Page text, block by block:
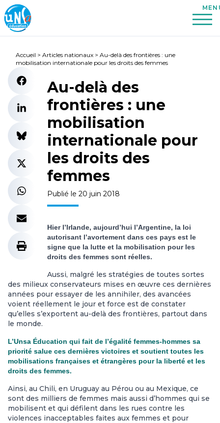
Accueil > Articles nationaux > Au-delà des frontières : une
mobilisation internationale pour les droits des femmes
Au-delà des
frontières : une
mobilisation
internationale pour
les droits des
femmes
Publié le 20 juin 2018
Hier l’Irlande, aujourd’hui l’Argentine, la loi
autorisant l’avortement dans ces pays est le
signe que la lutte et la mobilisation pour les
droits des femmes sont réelles.
Aussi, malgré les stratégies de toutes sortes
des milieux conservateurs mises en œuvre ces dernières
années pour essayer de les annihiler, des avancées
voient réellement le jour et force est de constater
qu’elles s’exportent au-delà des frontières, partout dans
le monde.
L’Unsa Éducation qui fait de l’égalité femmes-hommes sa
priorité salue ces dernières victoires et soutient toutes les
mobilisations françaises et étrangères pour la liberté et les
droits des femmes.
Ainsi, au Chili, en Uruguay au Pérou ou au Mexique, ce
sont des milliers de femmes mais aussi d’hommes qui se
mobilisent et qui défilent dans les rues contre les
violences inacceptables faites aux femmes et pour